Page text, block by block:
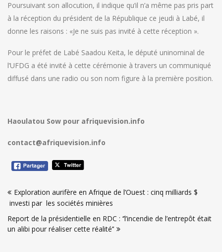
Poursuivant son allocution, il indique qu’il n’a même pas pris part
à la réception du président de la République ce jeudi à Labé, il
donne les raisons : «Je ne suis pas invité à cette réception ».
Pour le préfet de Labé Saadou Keita, le député uninominal de
l’UFDG a été invité à cette cérémonie à travers un communiqué
diffusé dans une radio ou son nom figure à la première position.
Haoulatou Sow pour afriquevision.info
contact@afriquevision.info
de
l’article
Exploration aurifère en Afrique de l’Ouest : cinq milliards $
investi par les sociétés minières
Report de la présidentielle en RDC : ‘’l’incendie de l’entrepôt était
un alibi pour réaliser cette réalité’’